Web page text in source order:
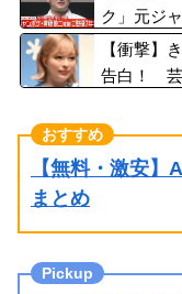
ク」元ジ
【衝撃】
告白！ 芸
【無料・激安
まとめ